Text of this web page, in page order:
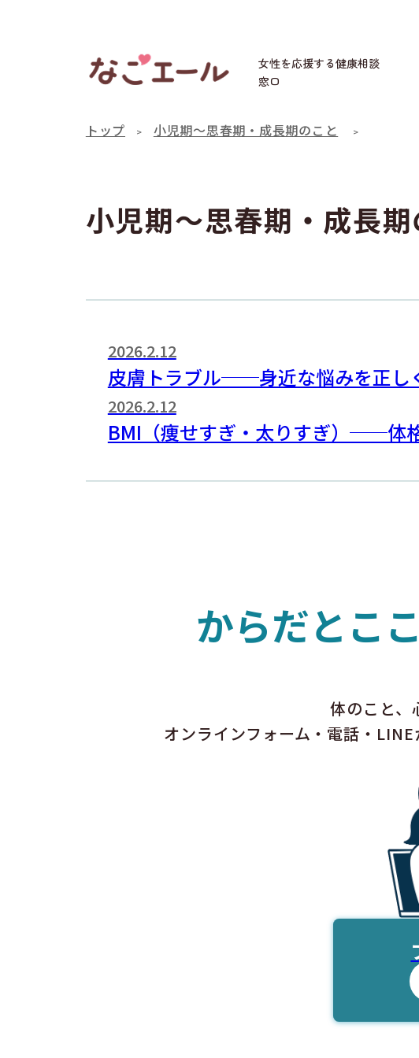
女性を応援する健康相談
窓口
トップ 小児期～思春期・成長期のこと
小児期～思春期・成長期
2026.2.12
皮膚トラブル──身近な悩みを正し
2026.2.12
BMI（痩せすぎ・太りすぎ）──体
からだとこ
体のこと、
オンラインフォーム・電話・